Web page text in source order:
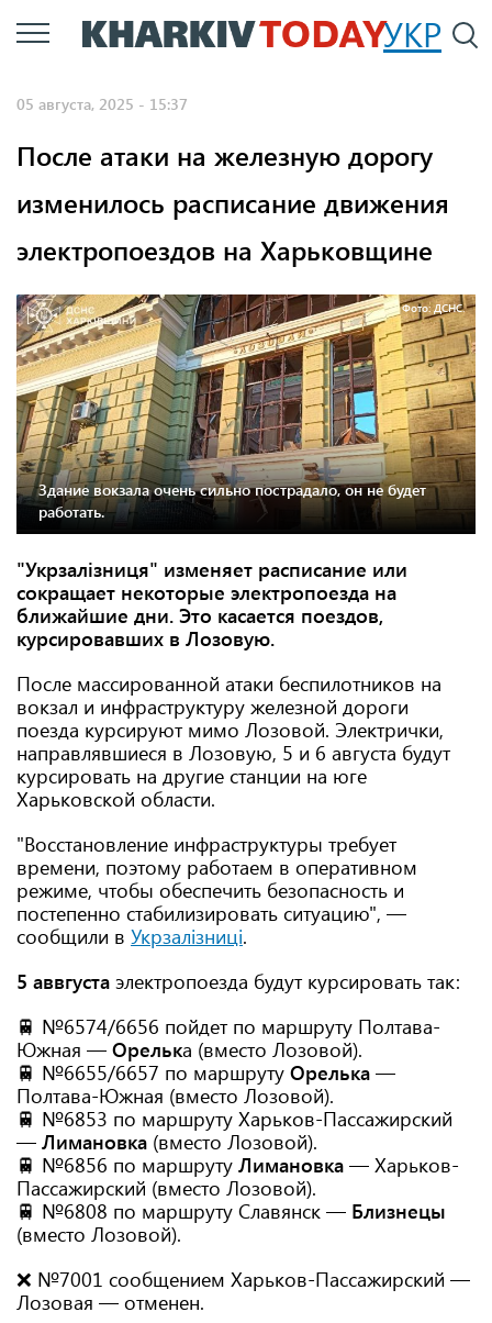
Перейти
к
УКР
05 августа, 2025 - 15:37
После атаки на железную дорогу
изменилось расписание движения
электропоездов на Харьковщине
Фото: ДСНС.
Здание вокзала очень сильно пострадало, он не будет
работать.
"Укрзалізниця" изменяет расписание или
сокращает некоторые электропоезда на
ближайшие дни. Это касается поездов,
курсировавших в Лозовую.
После массированной атаки беспилотников на
вокзал и инфраструктуру железной дороги
поезда курсируют мимо Лозовой. Электрички,
направлявшиеся в Лозовую, 5 и 6 августа будут
курсировать на другие станции на юге
Харьковской области.
"Восстановление инфраструктуры требует
времени, поэтому работаем в оперативном
режиме, чтобы обеспечить безопасность и
постепенно стабилизировать ситуацию", —
сообщили в Укрзалізниці.
5 аввгуста электропоезда будут курсировать так:
🚆 №6574/6656 пойдет по маршруту Полтава-
Южная — Орелька (вместо Лозовой).
🚆 №6655/6657 по маршруту Орелька —
Полтава-Южная (вместо Лозовой).
🚆 №6853 по маршруту Харьков-Пассажирский
— Лимановка (вместо Лозовой).
🚆 №6856 по маршруту Лимановка — Харьков-
Пассажирский (вместо Лозовой).
🚆 №6808 по маршруту Славянск — Близнецы
(вместо Лозовой).
❌ №7001 сообщением Харьков-Пассажирский —
Лозовая — отменен.